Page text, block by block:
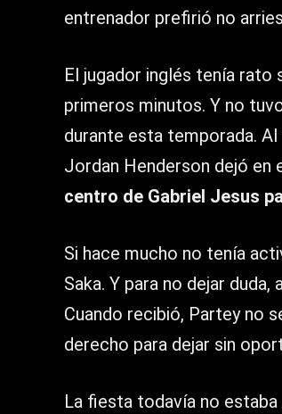
entrenador prefirió no
El jugador inglés tenía rato
primeros minutos. Y no
durante esta temporada.
Jordan Henderson dejó en
centro de Gabriel Jesus
Si hace mucho no tenía
Saka. Y para no dejar duda,
Cuando recibió, Partey no
derecho para dejar sin
La fiesta todavía no